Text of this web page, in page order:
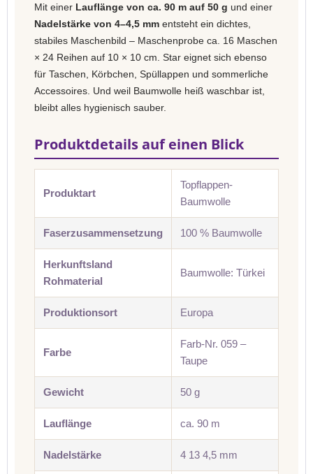
Mit einer Lauflänge von ca. 90 m auf 50 g und einer
Nadelstärke von 4–4,5 mm entsteht ein dichtes,
stabiles Maschenbild – Maschenprobe ca. 16 Maschen
× 24 Reihen auf 10 × 10 cm. Star eignet sich ebenso
für Taschen, Körbchen, Spüllappen und sommerliche
Accessoires. Und weil Baumwolle heiß waschbar ist,
bleibt alles hygienisch sauber.
Produktdetails auf einen Blick
Produktart
Topflappen-
Baumwolle
Faserzusammensetzung 100 % Baumwolle
Herkunftsland
Rohmaterial
Baumwolle: Türkei
Produktionsort Europa
Farbe
Farb-Nr. 059 –
Taupe
Gewicht 50 g
Lauflänge ca. 90 m
Nadelstärke 4 13 4,5 mm